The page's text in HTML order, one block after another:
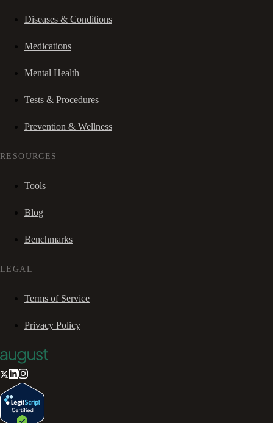
Diseases & Conditions
Medications
Mental Health
Tests & Procedures
Prevention & Wellness
RESOURCES
Tools
Blog
Benchmarks
LEGAL
Terms of Service
Privacy Policy